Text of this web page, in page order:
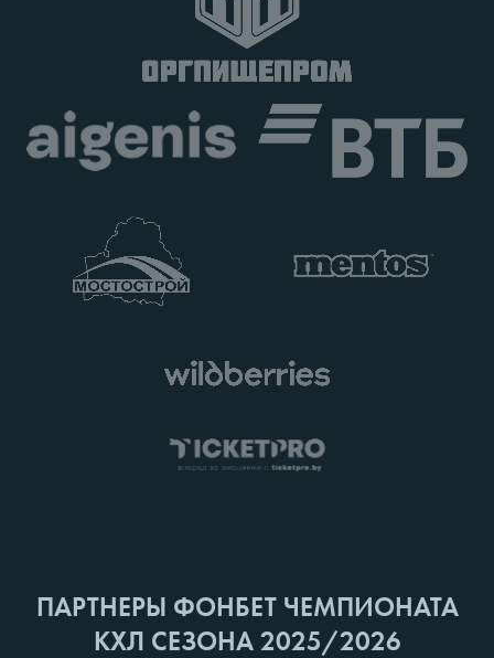
ПАРТНЕРЫ ФОНБЕТ ЧЕМПИОНАТА
КХЛ СЕЗОНА 2025/2026